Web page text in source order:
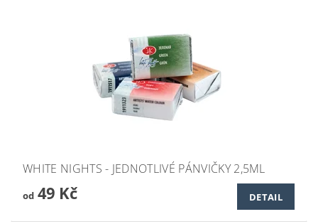
WHITE NIGHTS - JEDNOTLIVÉ PÁNVIČKY 2,5ML
od49 Kč DETAIL